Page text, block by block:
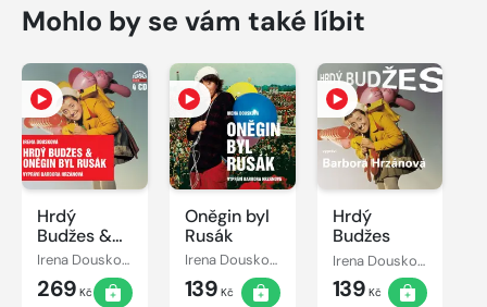
Mohlo by se vám také líbit
Hrdý
Budžes &
Oněgin byl
Rusák -
Komplet
Irena Dousková, Jaromír Vomáčka
269 Kč
Oněgin byl
Rusák
Irena Dousková, Vladimír Merta
139 Kč
Hrdý
Budžes
Irena Dousková, Jaromír Vomáčka
139 Kč